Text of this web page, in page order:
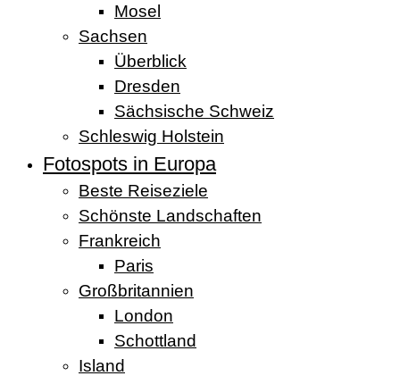
Mosel
Sachsen
Überblick
Dresden
Sächsische Schweiz
Schleswig Holstein
Fotospots in Europa
Beste Reiseziele
Schönste Landschaften
Frankreich
Paris
Großbritannien
London
Schottland
Island